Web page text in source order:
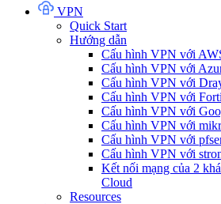
VPN
Quick Start
Hướng dẫn
Cấu hình VPN với
Cấu hình VPN với
Cấu hình VPN với
Cấu hình VPN với
Cấu hình VPN với
Cấu hình VPN với
Cấu hình VPN với
Cấu hình VPN với
Kết nối mạng của 2
Cloud
Resources